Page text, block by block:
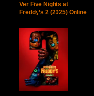
Ver Five Nights at
Freddy’s 2 (2025) Online